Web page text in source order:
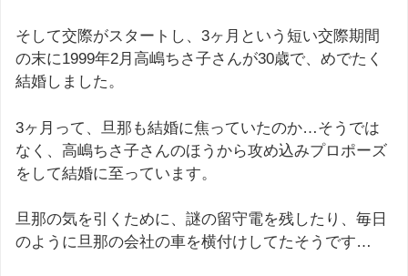
そして交際がスタートし、3ヶ月という短い交際期間
の末に1999年2月高嶋ちさ子さんが30歳で、めでたく
結婚しました。
3ヶ月って、旦那も結婚に焦っていたのか…そうでは
なく、高嶋ちさ子さんのほうから攻め込みプロポーズ
をして結婚に至っています。
旦那の気を引くために、謎の留守電を残したり、毎日
のように旦那の会社の車を横付けしてたそうです…